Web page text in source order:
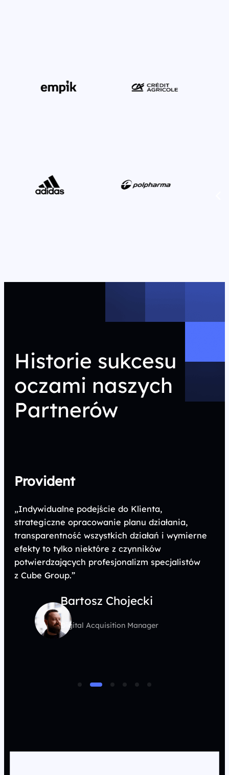
Historie sukcesu
oczami naszych
Partnerów
Provident
„Indywidualne podejście do Klienta,
strategiczne opracowanie planu działania,
transparentność wszystkich działań i wymierne
efekty to tylko niektóre z czynników
potwierdzających profesjonalizm specjalistów
z Cube Group.”
Bartosz Chojecki
Digital Acquisition Manager